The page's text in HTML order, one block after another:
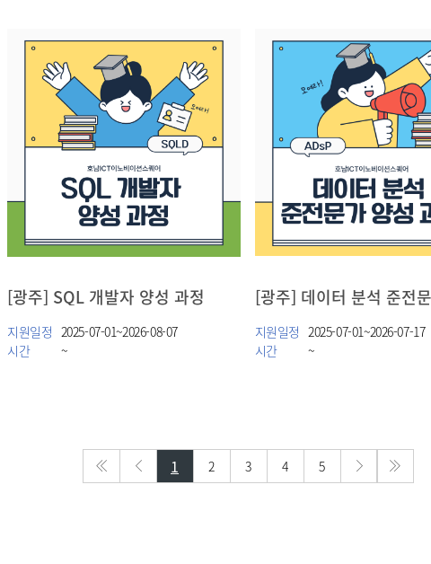
[광주] SQL 개발자 양성 과정
지원일정 2025-07-01~2026-08-07
시간
~
지원일정 2025-07-01~2026-07-17
시간
~
1 2 3 4 5